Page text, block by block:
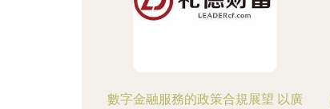
數字金融服務的政策合規展望 以廣